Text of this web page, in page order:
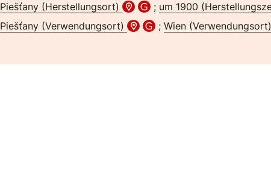
Piešťany (Herstellungsort) ; um 1900
Piešťany (Verwendungsort) ; Wien (Verwendungsort)